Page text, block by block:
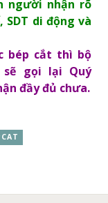
người nhận rõ
di động và
bép cắt thì bộ
sẽ gọi lại Quý
đầy đủ chưa.